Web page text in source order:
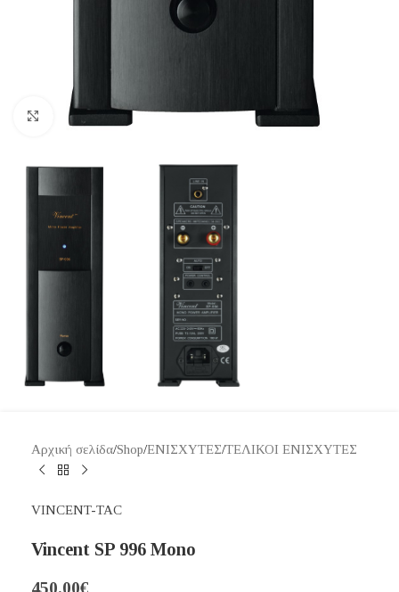
Κάντε κλικ για μεγέθυνση
Αρχική σελίδα/Shop/ΕΝΙΣΧΥΤΕΣ/ΤΕΛΙΚΟΙ ΕΝΙΣΧΥΤΕΣ
VINCENT-TAC
Vincent SP 996 Mono
450.00€